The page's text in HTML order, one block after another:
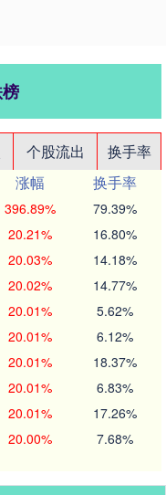
个股流出
换手率
涨幅
换手率
396.89% 79.39%
20.21% 16.80%
20.03% 14.18%
20.02% 14.77%
20.01% 5.62%
20.01% 6.12%
20.01% 18.37%
20.01% 6.83%
20.01% 17.26%
20.00% 7.68%